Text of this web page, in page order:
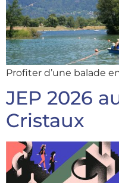
Profiter d’une balade
JEP 2026
Cristaux